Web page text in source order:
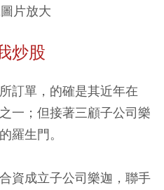
片放大
炒股
訂單，的確是其近年在
一；但接著三顧子公司樂
羅生門。
資成立子公司樂迦，聯手